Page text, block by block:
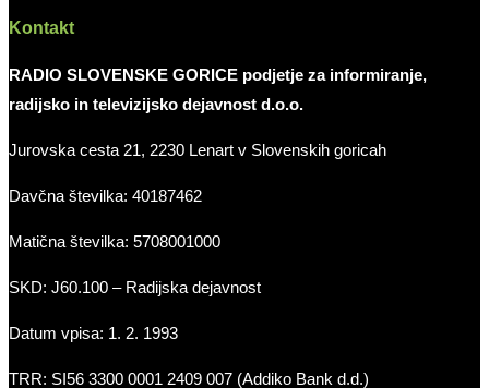
Kontakt
RADIO SLOVENSKE GORICE podjetje za informiranje,
radijsko in televizijsko dejavnost d.o.o.
Jurovska cesta 21, 2230 Lenart v Slovenskih goricah
Davčna številka: 40187462
Matična številka: 5708001000
SKD: J60.100 – Radijska dejavnost
Datum vpisa: 1. 2. 1993
TRR: SI56 3300 0001 2409 007 (Addiko Bank d.d.)